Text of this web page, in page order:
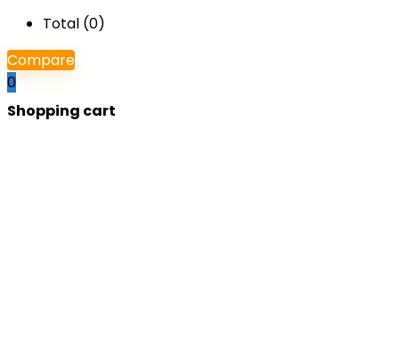
Total (0)
Compare
0
Shopping cart